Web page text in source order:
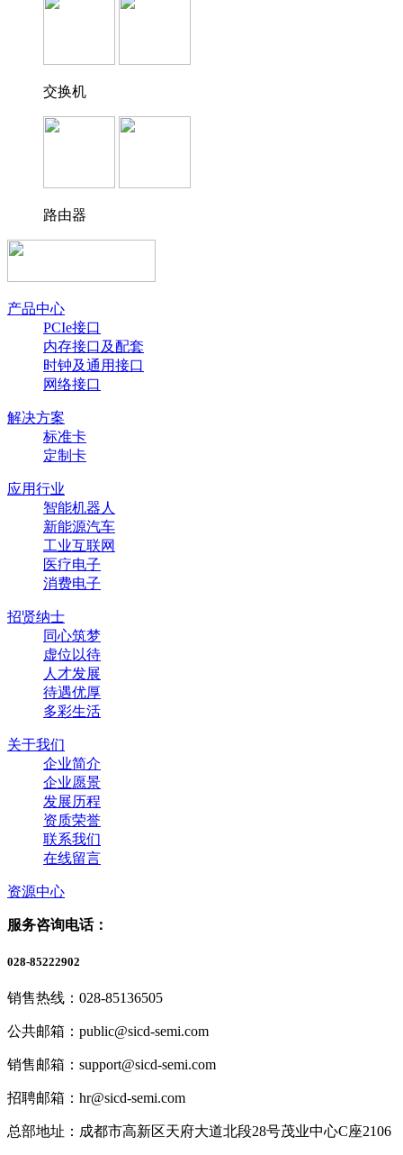
交换机
路由器
产品中心
PCIe接口
内存接口及配套
时钟及通用接口
网络接口
解决方案
标准卡
定制卡
应用行业
智能机器人
新能源汽车
工业互联网
医疗电子
消费电子
招贤纳士
同心筑梦
虚位以待
人才发展
待遇优厚
多彩生活
关于我们
企业简介
企业愿景
发展历程
资质荣誉
联系我们
在线留言
资源中心
服务咨询电话：
028-85222902
销售热线：028-85136505
公共邮箱：public@sicd-semi.com
销售邮箱：support@sicd-semi.com
招聘邮箱：hr@sicd-semi.com
总部地址：成都市高新区天府大道北段28号茂业中心C座2106